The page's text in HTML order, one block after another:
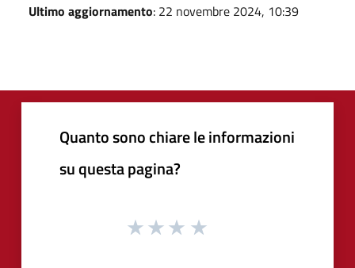
Ultimo aggiornamento: 22 novembre 2024, 10:39
Quanto sono chiare le informazioni
su questa pagina?